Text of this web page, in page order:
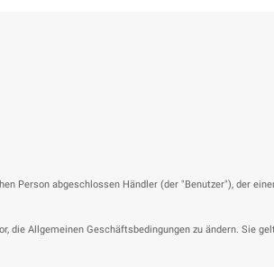
Person abgeschlossen Händler (der "Benutzer"), der
die Allgemeinen Geschäftsbedingungen zu ändern. Sie